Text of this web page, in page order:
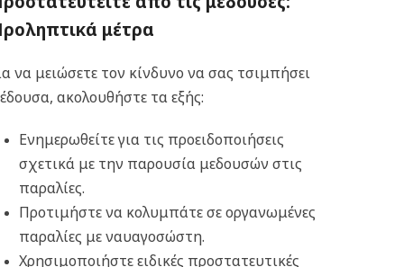
μέτρα
να μειώσετε τον κίνδυνο να σας τσιμπήσει
ακολουθήστε τα εξής:
Ενημερωθείτε για τις προειδοποιήσεις
σχετικά με την παρουσία μεδουσών στις
παραλίες.
Προτιμήστε να κολυμπάτε σε οργανωμένες
παραλίες με ναυαγοσώστη.
Χρησιμοποιήστε ειδικές προστατευτικές